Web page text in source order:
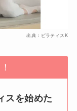
出典：ピラティスK
スを始めた